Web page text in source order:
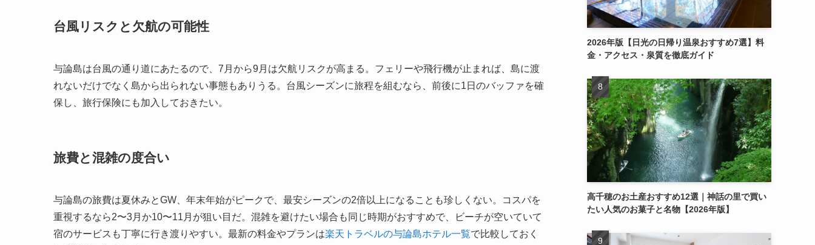
台風リスクと欠航の可能性
与論島は台風の通り道にあたるので、7月から9月は欠航リスクが高まる。フェリーや飛行機が止まれば、島に渡
れないだけでなく島から出られない事態もありうる。台風シーズンに旅程を組むなら、前後に1日のバッファを確
保し、旅行保険にも加入しておきたい。
旅費と混雑の度合い
与論島の旅費は夏休みとGW、年末年始がピークで、最安シーズンの2倍以上になることも珍しくない。コスパを
重視するなら2〜3月か10〜11月が狙い目だ。混雑を避けたい場合も同じ時期がおすすめで、ビーチが空いていて
宿のサービスも丁寧に行き渡りやすい。最新の料金やプランは楽天トラベルの与論島ホテル一覧で比較しておく
2026年版【日光の日帰り温泉おすすめ7選】料
金・アクセス・泉質を徹底ガイド
高千穂のお土産おすすめ12選｜神話の里で買い
たい人気のお菓子と名物【2026年版】